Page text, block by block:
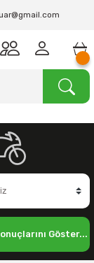
Göster...